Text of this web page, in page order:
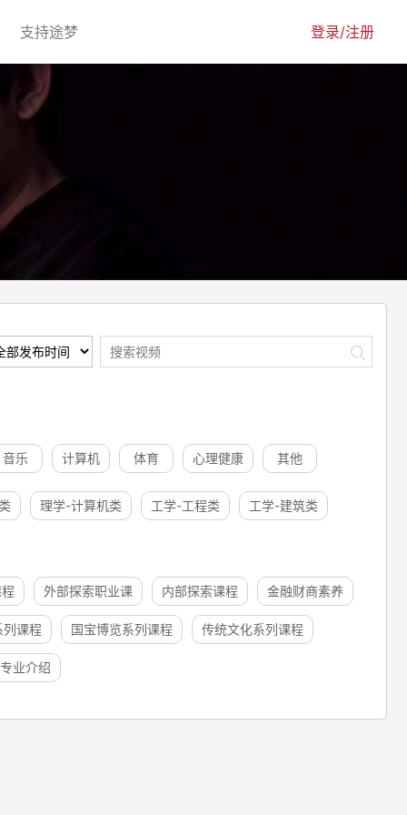
支持途梦(current) 登录/注册
音乐 计算机 体育 心理健康 其他
理学-计算机类 工学-工程类 工学-建筑类
外部探索职业课 内部探索课程 金融财商素养
列课程 国宝博览系列课程 传统文化系列课程
业介绍